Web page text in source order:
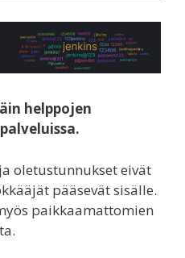
helppojen
oletustunnukset eivät
pääsevät sisälle.
paikkaamattomien